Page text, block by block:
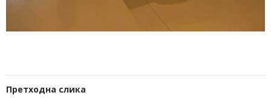
Претходна слика